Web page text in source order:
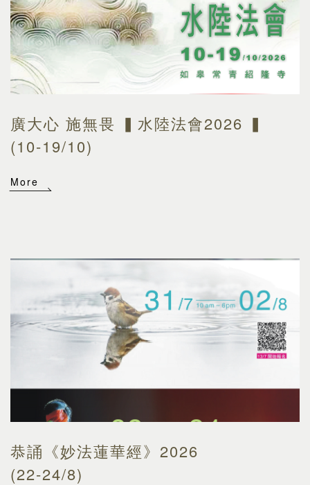
廣大心 施無畏 ▍水陸法會2026 ▍
(10-19/10)
More
恭誦《妙法蓮華經》2026
(22-24/8)